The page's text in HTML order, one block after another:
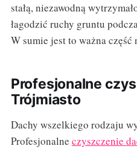
stałą, niezawodną
łagodzić ruchy gruntu
W sumie jest to ważna
Profesjonalne
Trójmiasto
Dachy wszelkiego rodzaju
Profesjonalne czyszczenie